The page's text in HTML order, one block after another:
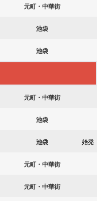
元町・中華街
池袋
池袋
元町・中華街
池袋
池袋 始発
元町・中華街
元町・中華街